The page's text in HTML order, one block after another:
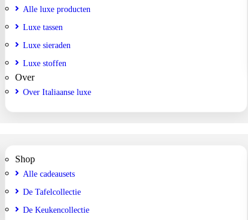
Alle luxe producten
Luxe tassen
Luxe sieraden
Luxe stoffen
Over
Over Italiaanse luxe
Shop
Alle cadeausets
De Tafelcollectie
De Keukencollectie